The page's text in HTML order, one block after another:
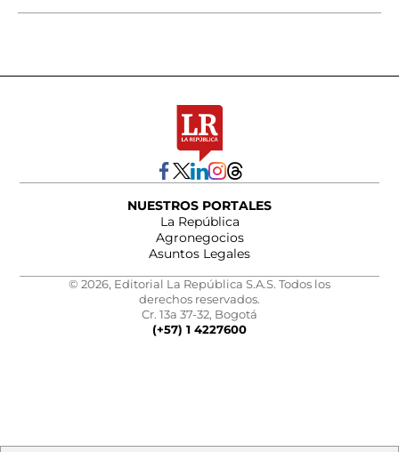
NUESTROS PORTALES
La República
Agronegocios
Asuntos Legales
© 2026, Editorial La República S.A.S. Todos los
derechos reservados.
Cr. 13a 37-32, Bogotá
(+57) 1 4227600